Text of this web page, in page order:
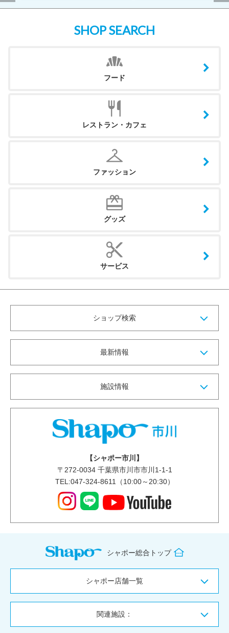
SHOP SEARCH
フード
レストラン・カフェ
ファッション
グッズ
サービス
ショップ検索
最新情報
施設情報
【シャポー市川】
〒 272-0034千葉県市川市市川1-1-1
TEL:047-324-8611（10:00～20:30）
シャポー総合トップ
シャポー店舗一覧
関連施設：